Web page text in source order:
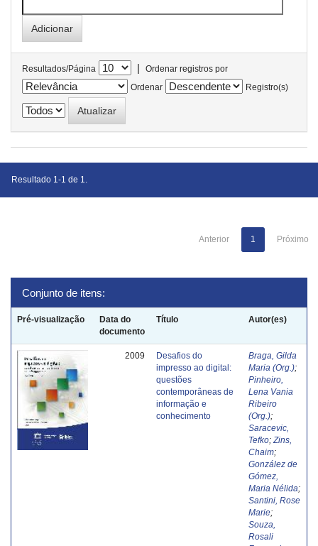
Resultados/Página |
Ordenar registros por
Ordenar
Registro(s)
Resultado 1-1 de 1.
Anterior 1 Próximo
Conjunto de itens:
Pré-visualização
Data do
documento
Título Autor(es)
2009
Desafios do
impresso ao digital:
questões
contemporâneas de
informação e
conhecimento
Braga, Gilda
Maria (Org.);
Pinheiro,
Lena Vania
Ribeiro
(Org.);
Saracevic,
Tefko; Zins,
Chaim;
González de
Gómez,
Maria Nélida;
Santini, Rose
Marie;
Souza,
Rosali